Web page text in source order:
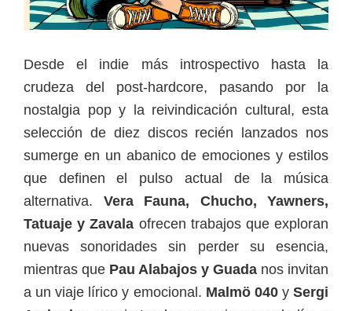
Desde el indie más introspectivo hasta la
crudeza del post-hardcore, pasando por la
nostalgia pop y la reivindicación cultural, esta
selección de diez discos recién lanzados nos
sumerge en un abanico de emociones y estilos
que definen el pulso actual de la música
alternativa. Vera Fauna, Chucho, Yawners,
Tatuaje y Zavala ofrecen trabajos que exploran
nuevas sonoridades sin perder su esencia,
mientras que Pau Alabajos y Guada nos invitan
a un viaje lírico y emocional. Malmö 040 ySergi